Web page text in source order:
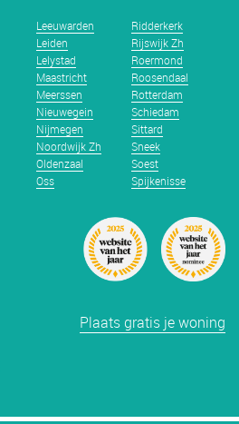
Leeuwarden
Leiden
Lelystad
Maastricht
Meerssen
Nieuwegein
Nijmegen
Noordwijk Zh
Oldenzaal
Oss
Ridderkerk
Rijswijk Zh
Roermond
Roosendaal
Rotterdam
Schiedam
Sittard
Sneek
Soest
Spijkenisse
Plaats gratis je woning